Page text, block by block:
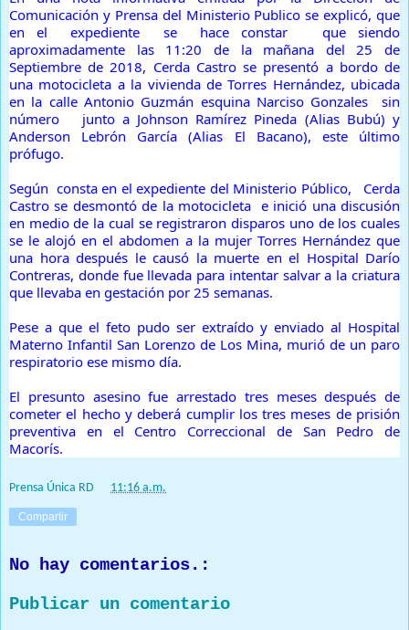
Comunicación y Prensa del Ministerio Publico se explicó, que
en el expediente se hace constar que siendo
aproximadamente las 11:20 de la mañana del 25 de
Septiembre de 2018, Cerda Castro se presentó a bordo de
una motocicleta a la vivienda de Torres Hernández, ubicada
en la calle Antonio Guzmán esquina Narciso Gonzales sin
número junto a Johnson Ramírez Pineda (Alias Bubú) y
Anderson Lebrón García (Alias El Bacano), este último
prófugo.
Según consta en el expediente del Ministerio Público, Cerda
Castro se desmontó de la motocicleta e inició una discusión
en medio de la cual se registraron disparos uno de los cuales
se le alojó en el abdomen a la mujer Torres Hernández que
una hora después le causó la muerte en el Hospital Darío
Contreras, donde fue llevada para intentar salvar a la criatura
que llevaba en gestación por 25 semanas.
Pese a que el feto pudo ser extraído y enviado al Hospital
Materno Infantil San Lorenzo de Los Mina, murió de un paro
respiratorio ese mismo día.
El presunto asesino fue arrestado tres meses después de
cometer el hecho y deberá cumplir los tres meses de prisión
preventiva en el Centro Correccional de San Pedro de
Macorís.
Prensa Única RD 11:16 a.m.
Compartir
No hay comentarios.:
Publicar un comentario